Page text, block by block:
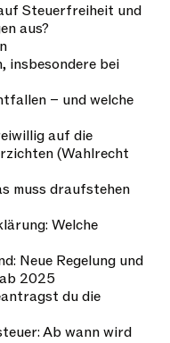
Steuerfreiheit und
aus?
insbesondere bei
– und welche
auf die
(Wahlrecht
muss draufstehen
Welche
Neue Regelung und
2025
du die
Ab wann wird